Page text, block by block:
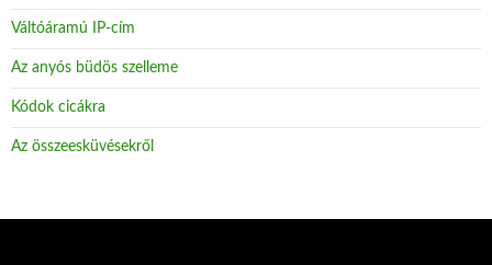
Váltóáramú IP-cím
Az anyós büdös szelleme
Kódok cicákra
Az összeesküvésekről